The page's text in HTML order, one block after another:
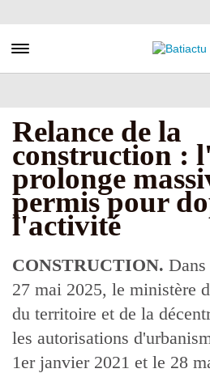
au
principal
Toggle navigation
Relance de la
construction :
prolonge
permis pour
l'activité
CONSTRUCTION.
27 mai 2025, le ministère
du territoire et de la
les autorisations
1er janvier 2021 et le 28